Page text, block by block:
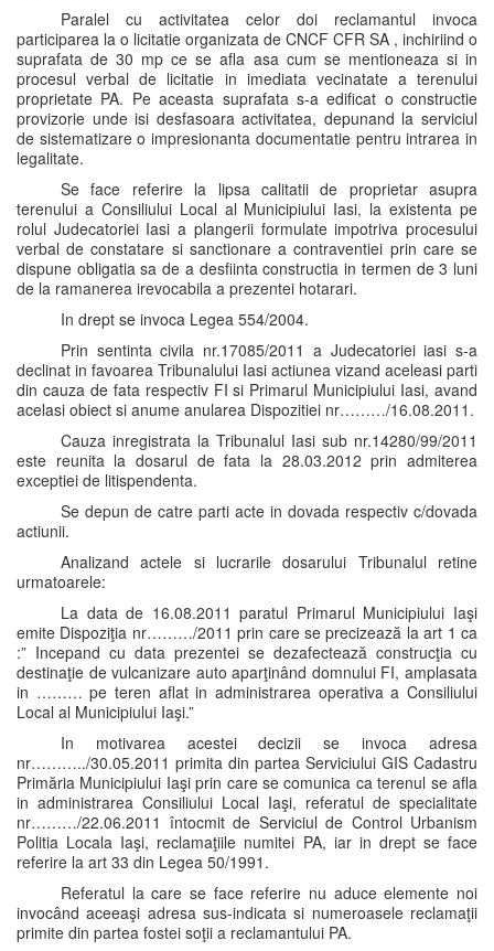
Paralel cu activitatea celor doi reclamantul invoca
participarea la o licitatie organizata de CNCF CFR SA , inchiriind o
suprafata de 30 mp ce se afla asa cum se mentioneaza si in
procesul verbal de licitatie in imediata vecinatate a terenului
proprietate PA. Pe aceasta suprafata s-a edificat o constructie
provizorie unde isi desfasoara activitatea, depunand la serviciul
de sistematizare o impresionanta documentatie pentru intrarea in
legalitate.
Se face referire la lipsa calitatii de proprietar asupra
terenului a Consiliului Local al Municipiului Iasi, la existenta pe
rolul Judecatoriei Iasi a plangerii formulate impotriva procesului
verbal de constatare si sanctionare a contraventiei prin care se
dispune obligatia sa de a desfiinta constructia in termen de 3 luni
de la ramanerea irevocabila a prezentei hotarari.
In drept se invoca Legea 554/2004.
Prin sentinta civila nr.17085/2011 a Judecatoriei iasi s-a
declinat in favoarea Tribunalului Iasi actiunea vizand aceleasi parti
din cauza de fata respectiv FI si Primarul Municipiului Iasi, avand
acelasi obiect si anume anularea Dispozitiei nr………/16.08.2011.
Cauza inregistrata la Tribunalul Iasi sub nr.14280/99/2011
este reunita la dosarul de fata la 28.03.2012 prin admiterea
exceptiei de litispendenta.
Se depun de catre parti acte in dovada respectiv c/dovada
actiunii.
Analizand actele si lucrarile dosarului Tribunalul retine
urmatoarele:
La data de 16.08.2011 paratul Primarul Municipiului Iaşi
emite Dispoziţia nr………/2011 prin care se precizează la art 1 ca
:” Incepand cu data prezentei se dezafectează construcţia cu
destinaţie de vulcanizare auto aparţinând domnului FI, amplasata
in ……… pe teren aflat in administrarea operativa a Consiliului
Local al Municipiului Iaşi.”
In motivarea acestei decizii se invoca adresa
nr………../30.05.2011 primita din partea Serviciului GIS Cadastru
Primăria Municipiului Iaşi prin care se comunica ca terenul se afla
in administrarea Consiliului Local Iaşi, referatul de specialitate
nr………/22.06.2011 întocmit de Serviciul de Control Urbanism
Politia Locala Iaşi, reclamaţiile numitei PA, iar in drept se face
referire la art 33 din Legea 50/1991.
Referatul la care se face referire nu aduce elemente noi
invocând aceeaşi adresa sus-indicata si numeroasele reclamaţii
primite din partea fostei soţii a reclamantului PA.